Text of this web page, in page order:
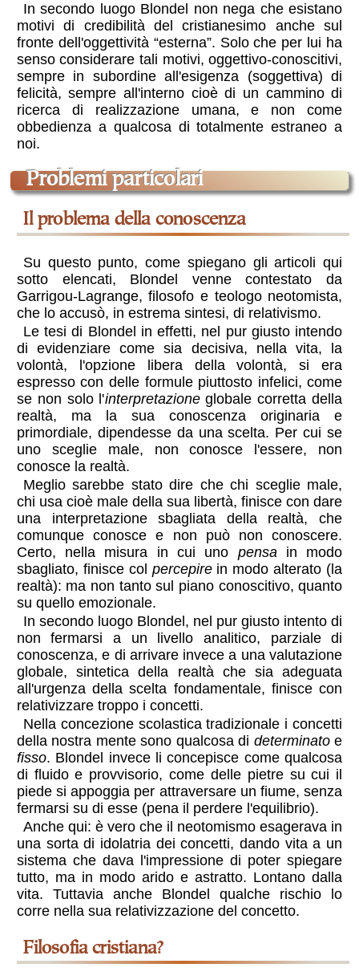
In secondo luogo Blondel non nega che esistano
motivi di credibilità del cristianesimo anche sul
fronte dell'oggettività “esterna”. Solo che per lui ha
senso considerare tali motivi, oggettivo-conoscitivi,
sempre in subordine all'esigenza (soggettiva) di
felicità, sempre all'interno cioè di un cammino di
ricerca di realizzazione umana, e non come
obbedienza a qualcosa di totalmente estraneo a
noi.
problemi particolari
il problema della conoscenza
Su questo punto, come spiegano gli articoli qui
sotto elencati, Blondel venne contestato da
Garrigou-Lagrange, filosofo e teologo neotomista,
che lo accusò, in estrema sintesi, di relativismo.
Le tesi di Blondel in effetti, nel pur giusto intendo
di evidenziare come sia decisiva, nella vita, la
volontà, l'opzione libera della volontà, si era
espresso con delle formule piuttosto infelici, come
se non solo l'interpretazioneglobale corretta della
realtà, ma la sua conoscenza originaria e
primordiale, dipendesse da una scelta. Per cui se
uno sceglie male, non conosce l'essere, non
conosce la realtà.
Meglio sarebbe stato dire che chi sceglie male,
chi usa cioè male della sua libertà, finisce con dare
una interpretazione sbagliata della realtà, che
comunque conosce e non può non conoscere.
Certo, nella misura in cui uno pensa in modo
sbagliato, finisce col percepirein modo alterato (la
realtà): ma non tanto sul piano conoscitivo, quanto
su quello emozionale.
In secondo luogo Blondel, nel pur giusto intento di
non fermarsi a un livello analitico, parziale di
conoscenza, e di arrivare invece a una valutazione
globale, sintetica della realtà che sia adeguata
all'urgenza della scelta fondamentale, finisce con
relativizzare troppo i concetti.
Nella concezione scolastica tradizionale i concetti
della nostra mente sono qualcosa di determinatoe
fisso. Blondel invece li concepisce come qualcosa
di fluido e provvisorio, come delle pietre su cui il
piede si appoggia per attraversare un fiume, senza
fermarsi su di esse (pena il perdere l'equilibrio).
Anche qui: è vero che il neotomismo esagerava in
una sorta di idolatria dei concetti, dando vita a un
sistema che dava l'impressione di poter spiegare
tutto, ma in modo arido e astratto. Lontano dalla
vita. Tuttavia anche Blondel qualche rischio lo
corre nella sua relativizzazione del concetto.
filosofia cristiana?